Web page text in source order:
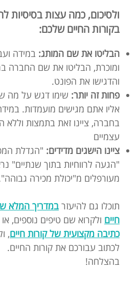
ולסיכום, כמה עצות בסיסיות
בקורות החיים שלכם:
הבליטו את שם המותג: במידה
ומוכרת, הבליטו את שם החברה
והדגישו את הפונט.
פחות זה יותר: שימו דגש על מה
אליו אתם מגישים מועמדות.
בחברה, ציינו זאת בתמצות וללא
עצמיים
ציינו הישגים מדידים:
"הגעה לרווחיות בתוך שנתיים"
מעורפלים מ"יכולת מכירה
תוכלו גם להיעזר במדריך המלא
חיים ולקרוא שם טיפים נוספים,
כתיבה מקצועית של קורות חיים,
לכתוב עבורכם את קורות החיים.
בהצלחה!